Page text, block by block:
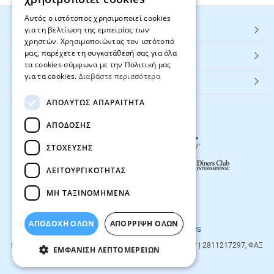
HOT ΚΑΤΗΓΟΡΙΕΣ
ΕΞΥΠΗΡΕΤΗΣΗ ΠΕΛΑΤΩΝ
Textbook.gr
© 2026 textbook.gr All rights reserved
Designed & developed by
NETMECHANICS
textbook.gr
| info@textbook.gr | 2811217297, ΦΑΞ
2810283273
Αυτός ο ιστότοπος χρησιμοποιεί cookies
για τη βελτίωση της εμπειρίας των
χρηστών. Χρησιμοποιώντας τον ιστότοπό
μας, παρέχετε τη συγκατάθεσή σας για όλα
τα cookies σύμφωνα με την Πολιτική μας
για τα cookies. Διαβάστε περισσότερα
ΑΠΟΛΎΤΩΣ ΑΠΑΡΑΊΤΗΤΑ
ΑΠΌΔΟΣΗΣ
ΣΤΌΧΕΥΣΗΣ
ΛΕΙΤΟΥΡΓΙΚΌΤΗΤΑΣ
ΜΗ ΤΑΞΙΝΟΜΗΜΈΝΑ
ΑΠΟΔΟΧΗ ΟΛΩΝ ΑΠΌΡΡΙΨΗ ΌΛΩΝ
ΕΜΦΆΝΙΣΗ ΛΕΠΤΟΜΕΡΕΙΏΝ